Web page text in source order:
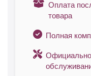
Оплата
товара
Полная